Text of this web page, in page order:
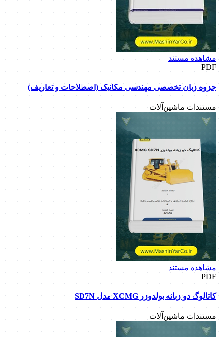
مشاهده مستند
PDF
جزوه زبان تخصصی مهندسی مکانیک (اصطلاحات و تعاریف)
مستندات ماشین‌آلات
مشاهده مستند
PDF
کاتالوگ دو زبانه بولدوزر XCMG مدل SD7N
مستندات ماشین‌آلات